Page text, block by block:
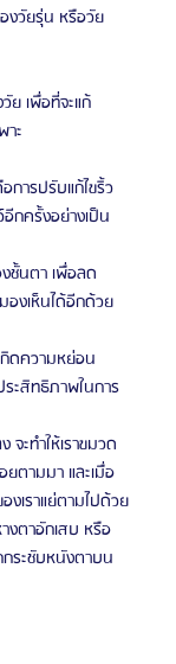
งวัยรุ่น หรือวัย
ย เพื่อที่จะแก้
ะ
ารปรับแก้ไขริ้ว
กครั้งอย่างเป็น
ชั้นตา เพื่อลด
องเห็นได้อีกด้วย
กิดความหย่อน
ระสิทธิภาพในการ
ะทำให้เราขมวด
ยตามมา และเมื่อ
เราแย่ตามไปด้วย
งตาอักเสบ หรือ
ระชับหนังตาบน